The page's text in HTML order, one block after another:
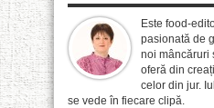
Este food-
pasionată de
noi mâncăruri
oferă din
celor din jur.
se vede în fiecare clipă.